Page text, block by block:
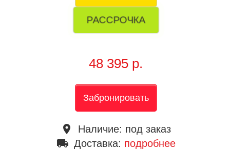
РАССРОЧКА
48 395 р.
Забронировать
place Наличие: под заказ
local_shipping Доставка: подробнее